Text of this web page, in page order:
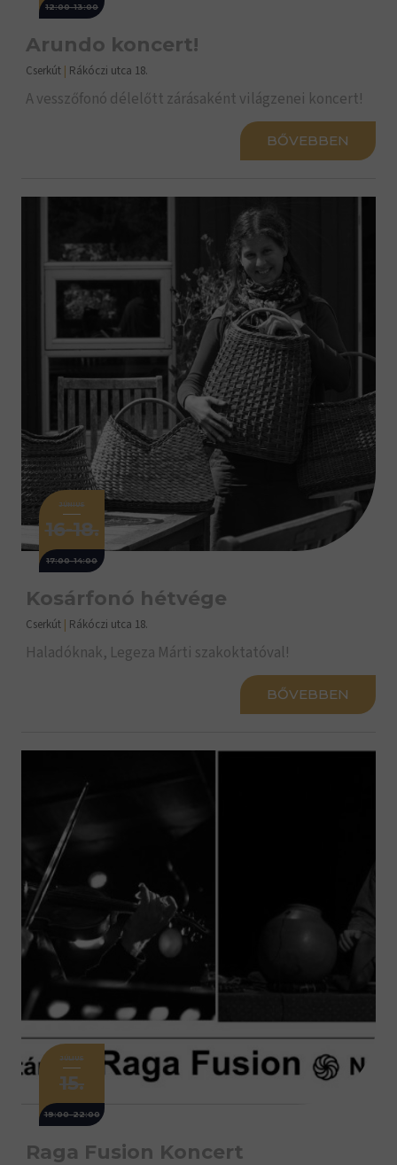
12:00-13:00
Arundo koncert!
Cserkút | Rákóczi utca 18.
A vesszőfonó délelőtt zárásaként világzenei koncert!
BŐVEBBEN
JÚNIUS
16-18.
17:00-14:00
Kosárfonó hétvége
Cserkút | Rákóczi utca 18.
Haladóknak, Legeza Márti szakoktatóval!
BŐVEBBEN
JÚLIUS
15.
19:00-22:00
Raga Fusion Koncert